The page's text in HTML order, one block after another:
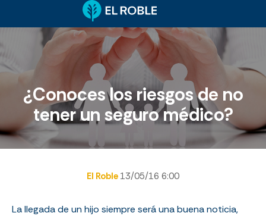
¿Conoces los riesgos de no
tener un seguro médico?
El Roble 13/05/16 6:00
La llegada de un hijo siempre será una buena noticia,